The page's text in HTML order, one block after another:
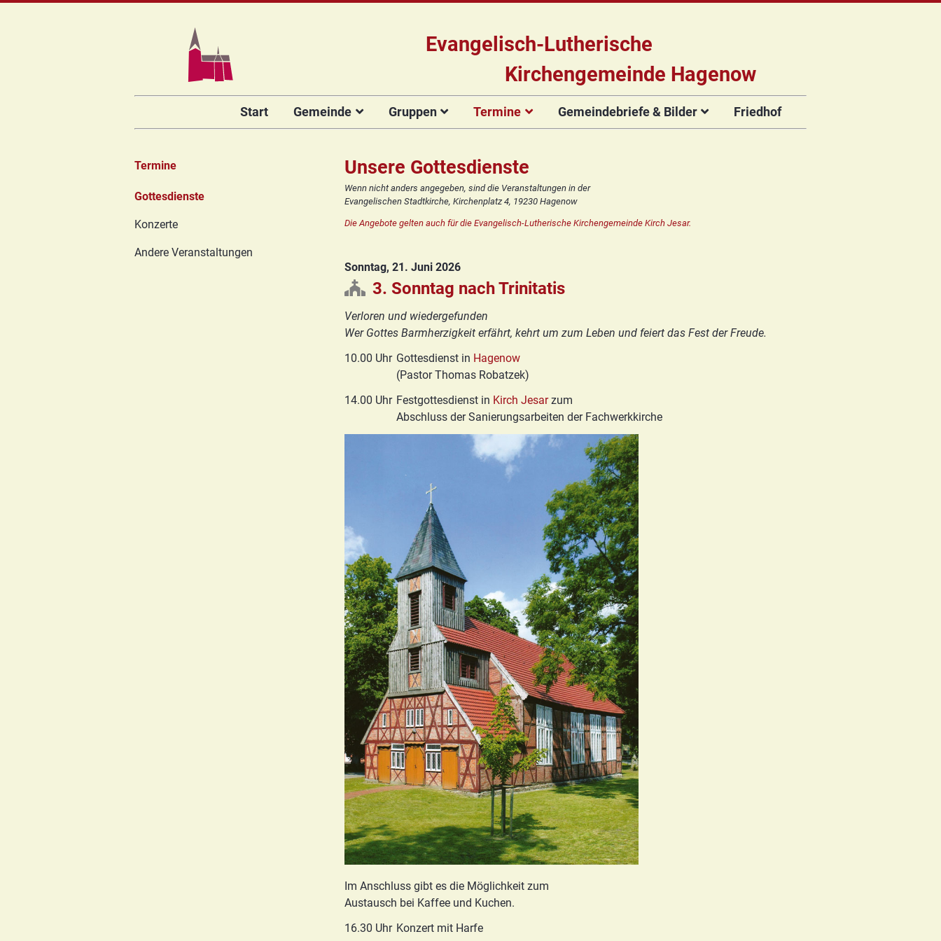
Evangelisch-Lutherische
Kirchengemeinde Hagenow
überspringen
Start Gemeinde
Das Team
Hauptamtliche
Kirchengemeinderat
Vorstellung der
Unsere Kirche
Orgelsanierung
Rückblick
Prävention
FAQ
Basis/Schutzkonzept
HGN
Gruppen
Für Kinder
Kinderkirche
Kinderturnen
Konfirmanden
Für Erwachsene
Chor
Posaunenchor
Collegium
Blaues Kreuz
Chor
Posaunenchor
Freundeskreis
Seniorenkreis
Frauenkreis
Zirkusgruppe
Konfirmanden
Termine
Gottesdienste Konzerte
Flyer der
Gemeindebriefe & Bilder
Gemeindebriefe
Friedhof
Unsere Gottesdienste
Wenn nicht anders angegeben, sind die Veranstaltungen in der
Evangelischen Stadtkirche, Kirchenplatz 4, 19230 Hagenow
Die Angebote gelten auch für die Evangelisch-Lutherische Kirchengemeinde Kirch Jesar.
Sonntag, 21. Juni 2026
3. Sonntag nach Trinitatis
Verloren und wiedergefunden
Wer Gottes Barmherzigkeit erfährt, kehrt um zum Leben und feiert das Fest der Freude.
10.00 Uhr Gottesdienst in Hagenow
(Pastor Thomas Robatzek)
14.00 Uhr Festgottesdienst in Kirch Jesarzum
Abschluss der Sanierungsarbeiten der Fachwerkkirche
Im Anschluss gibt es die Möglichkeit zum
Austausch bei Kaffee und Kuchen.
16.30 Uhr Konzert mit Harfe
Termine
Navigation
Gottesdienste
Konzerte
Andere Veranstaltungen